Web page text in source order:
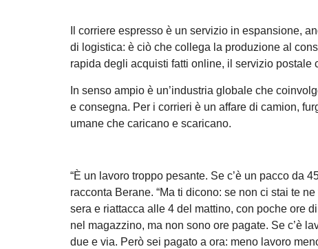
Il corriere espresso è un servizio in espansione,
di logistica: è ciò che collega la produzione al
rapida degli acquisti fatti online, il servizio postale
In senso ampio è un’industria globale che
e consegna. Per i corrieri è un affare di camion,
umane che caricano e scaricano.
“È un lavoro troppo pesante. Se c’è un pacco da
racconta Berane. “Ma ti dicono: se non ci stai te
sera e riattacca alle 4 del mattino, con poche ore
nel magazzino, ma non sono ore pagate. Se c’è
due e via. Però sei pagato a ora: meno lavoro